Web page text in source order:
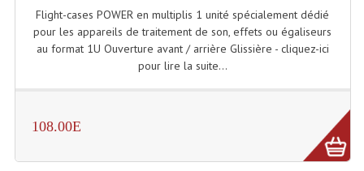
Caissons De Basses
Enceinte Nomade Bluetooth
Enceintes (Ecoutes De Studio)
Flight-cases POWER en multiplis 1 unité spécialement dédié
pour les appareils de traitement de son, effets ou égaliseurs
au format 1U Ouverture avant / arrière Glissière - cliquez-ici
pour lire la suite...
108.00E